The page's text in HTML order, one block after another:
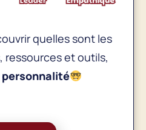
quelles sont les
ressources et outils,